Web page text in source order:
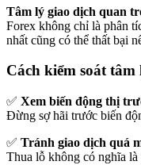
Tâm lý giao dịch quan
Forex không chỉ là phân
nhất cũng có thể thất bại
Cách kiểm soát
✅ Xem biến động thị
Đừng sợ hãi trước biến
✅ Tránh giao dịch quá
Thua lỗ không có nghĩa